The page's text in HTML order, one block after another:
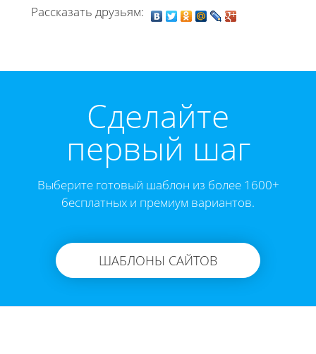
Рассказать друзьям:
Cделайте
первый шаг
Выберите готовый шаблон из более 1600+
бесплатных и премиум вариантов.
ШАБЛОНЫ САЙТОВ